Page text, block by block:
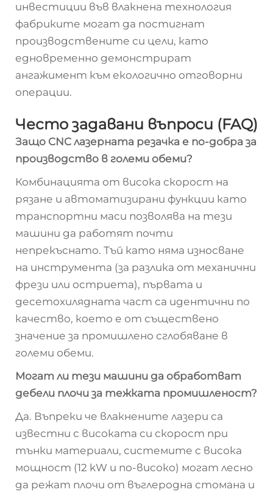
инвестиции във влакнена технология
фабриките могат да постигнат
производствените си цели, като
едновременно демонстрират
ангажимент към екологично отговорни
операции.
Често задавани въпроси (FAQ)
Защо CNC лазерната резачка е по-добра за
производство в големи обеми?
Комбинацията от висока скорост на
рязане и автоматизирани функции като
транспортни маси позволява на тези
машини да работят почти
непрекъснато. Тъй като няма износване
на инструмента (за разлика от механични
фрези или остриета), първата и
десетохилядната част са идентични по
качество, което е от съществено
значение за промишлено сглобяване в
големи обеми.
Могат ли тези машини да обработват
дебели плочи за тежката промишленост?
Да. Въпреки че влакнените лазери са
известни с високата си скорост при
тънки материали, системите с висока
мощност (12 kW и по-високо) могат лесно
да режат плочи от въглеродна стомана и